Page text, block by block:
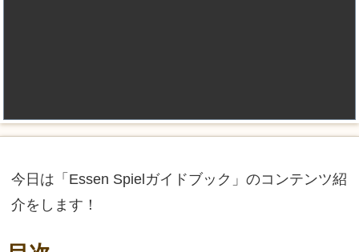
今日は「Essen Spielガイドブック」のコンテンツ紹
介をします！